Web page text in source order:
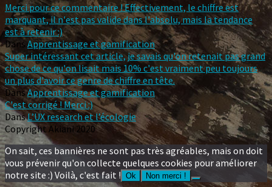
Merci pour ce commentaire ! Effectivement, le chiffre est
marquant, il n'est pas valide dans l'absolu, mais la tendance
est à retenir :)
DansApprentissage et gamification
Super intéressant cet article, je savais qu'on retenait pas grand
chose de ce qu'on lisait mais 10% c'est vraiment peu toujours
un plus d'avoir ce genre de chiffre en tête.
DansApprentissage et gamification
C'est corrigé ! Merci :)
DansL’UX research et l’écologie
Copyright Akiani 2020
On sait, ces bannières ne sont pas très agréables, mais on doit
vous prévenir qu'on collecte quelques cookies pour améliorer
notre site :) Voilà, c'est fait ! Ok Non merci !